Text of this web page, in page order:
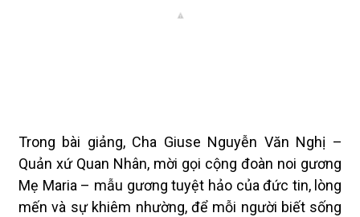
Trong bài giảng, Cha Giuse Nguyễn Văn Nghị –
Quản xứ Quan Nhân, mời gọi cộng đoàn noi gương
Mẹ Maria – mẫu gương tuyệt hảo của đức tin, lòng
mến và sự khiêm nhường, để mỗi người biết sống